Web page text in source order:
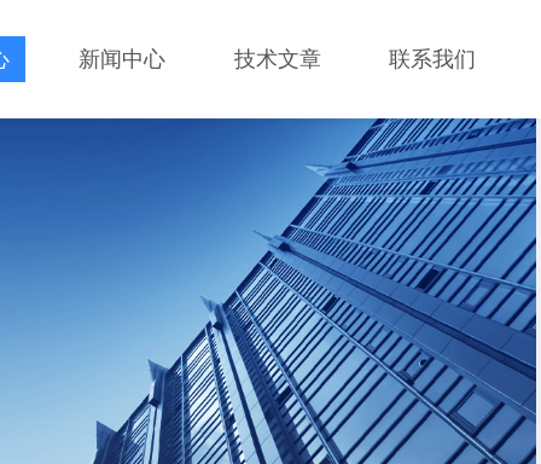
新闻中心 技术文章 联系我们